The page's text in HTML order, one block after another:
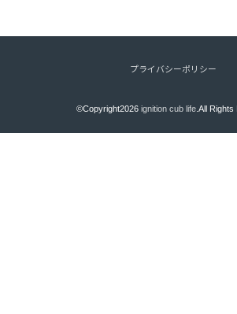
プライバシーポリシー
©Copyright2026 ignition cub life.All Rights